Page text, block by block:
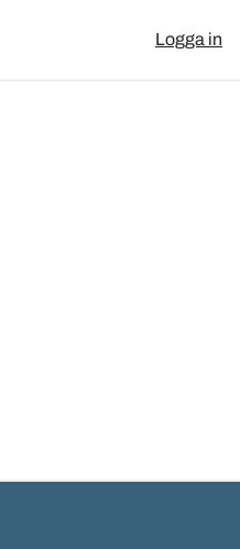
Logga in